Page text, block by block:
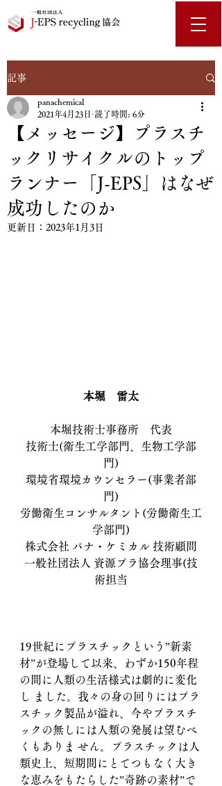
記事
【メッセージ】プラスチ
ックリサイクルのトップ
ランナー「J-EPS」はなぜ
成功したのか
panachemical
2021年4月23日 読了時間: 6分
更新日： 2023年1月3日
本堀　雷太
本堀技術士事務所　代表
技術士(衛生工学部門、生物工学部
門)
環境省環境カウンセラー(事業者部
門)
労働衛生コンサルタント(労働衛生工
学部門)
株式会社 パナ・ケミカル 技術顧問
一般社団法人 資源プラ協会理事(技
術担当
19世紀にプラスチックという”新素
材”が登場して以来、わずか150年程
の間に人類の生活様式は劇的に変化
し ました。我々の身の回りにはプラ
スチック製品が溢れ、今やプラスチ
ックの無しには人類の発展は望むべ
くもありま せん。プラスチックは人
類史上、短期間にとてつもなく大き
な恵みをもたらした”奇跡の素材”で